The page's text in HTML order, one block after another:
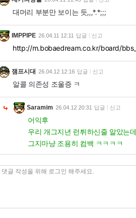
대머리 부분만 보이는 듯,,,*.*;;;
IMPPIPE 26.04.11 12:11 답글 신고
http://m.bobaedream.co.kr/board/
잼프시대 26.04.12 12:16 답글 신고
알콜 의존성 조울증 ㅋ
Saramim 26.04.12 20:31 답글 신고
어익후
우리 개그지년 런튀하신줄 알았는데
그지마냥 조용히 컴백 ㅋㅋㅋㅋ